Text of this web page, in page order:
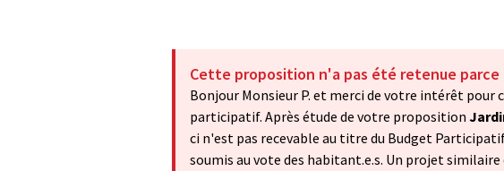
Cette proposition n'a pas été retenue parce
Bonjour Monsieur P. et merci de votre intérêt pour
participatif. Après étude de votre proposition
ci n'est pas recevable au titre du Budget
soumis au vote des habitant.e.s. Un projet similaire